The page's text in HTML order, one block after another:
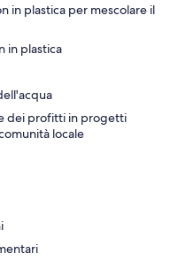
in plastica per mescolare il
in plastica
dei profitti in progetti
locale